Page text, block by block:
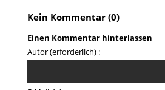
Kein Kommentar (0)
Einen Kommentar hinterlassen
Autor (erforderlich) :